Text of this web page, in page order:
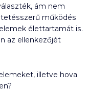
ám nem
működés
élettartamát is.
az ellenkezőjét
illetve hova